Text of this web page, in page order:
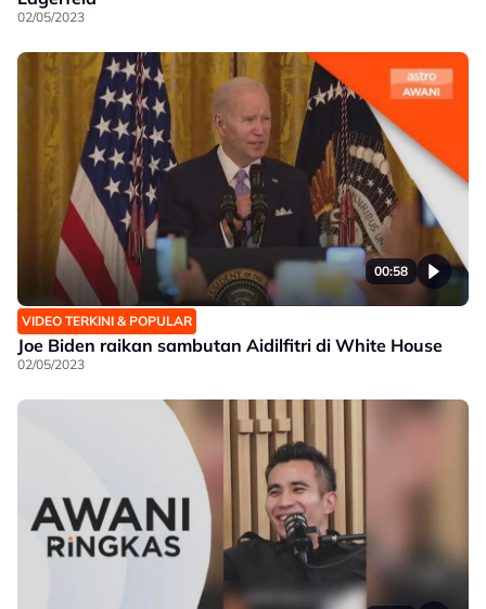
02/05/2023
00:58
VIDEO TERKINI & POPULAR
Joe Biden raikan sambutan Aidilfitri di White House
02/05/2023